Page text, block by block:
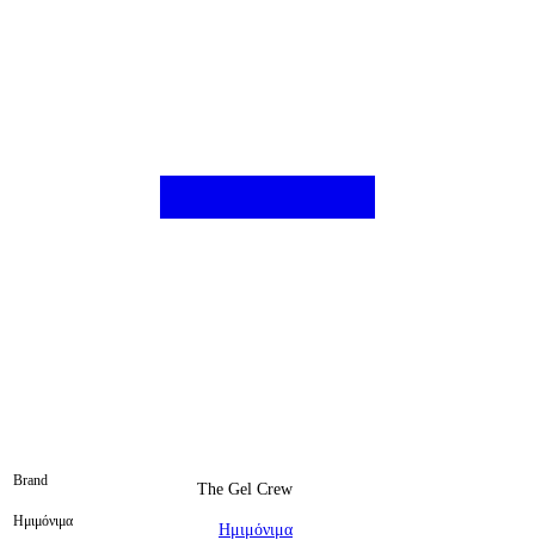
Brand The Gel Crew
Ημιμόνιμα Ημιμόνιμα